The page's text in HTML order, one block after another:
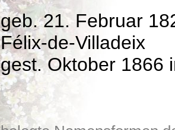
geb. 21. Februar
Félix-de-Villadeix
gest. Oktober 1866